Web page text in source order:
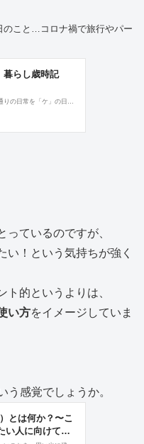
のこと…コロナ禍で旅行やパー
っているのですが、
い！という気持ちが強く
ト的というよりは、
い方をイメージしていま
う感覚でしょうか。